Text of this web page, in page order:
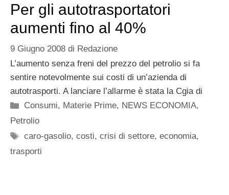
Per gli autotrasportatori
aumenti fino al 40%
9 Giugno 2008 di Redazione
L’aumento senza freni del prezzo del petrolio si fa
sentire notevolmente sui costi di un’azienda di
autotrasporti. A lanciare l’allarme è stata la Cgia di
Categorie
Consumi, Materie Prime, NEWS ECONOMIA,
Petrolio
Tag
caro-gasolio,costi,crisi di settore,economia,
trasporti